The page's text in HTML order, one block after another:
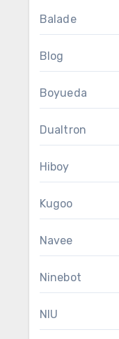
Balade
Blog
Boyueda
Dualtron
Hiboy
Kugoo
Navee
Ninebot
NIU